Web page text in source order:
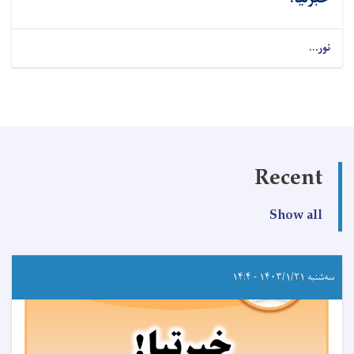
نور...
Recent
Show all
سه‌شنبه ۱۴۰۳/۱/۲۱ - ۱۴:۴